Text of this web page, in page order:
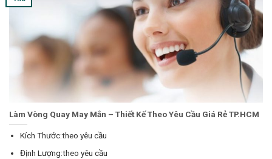
Làm Vòng Quay May Mắn – Thiết Kế Theo Yêu Cầu Giá Rẻ TP.HCM
Kích Thước:theo yêu cầu
Định Lượng:theo yêu cầu